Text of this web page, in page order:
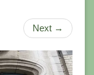
Next →